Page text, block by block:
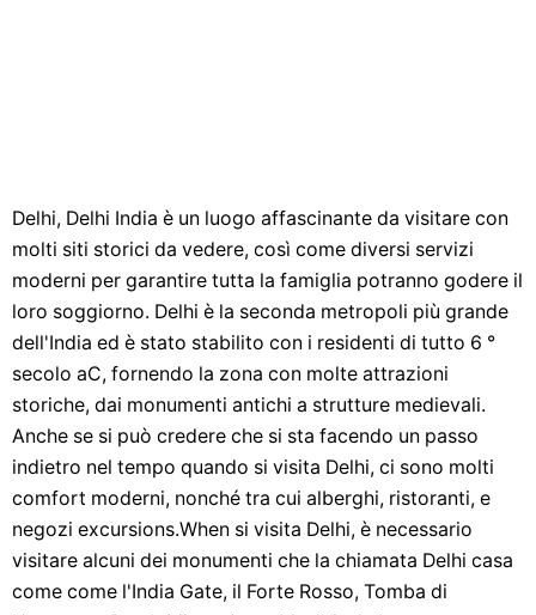
Delhi, Delhi India è un luogo affascinante da visitare con
molti siti storici da vedere, così come diversi servizi
moderni per garantire tutta la famiglia potranno godere il
loro soggiorno. Delhi è la seconda metropoli più grande
dell'India ed è stato stabilito con i residenti di tutto 6 °
secolo aC, fornendo la zona con molte attrazioni
storiche, dai monumenti antichi a strutture medievali.
Anche se si può credere che si sta facendo un passo
indietro nel tempo quando si visita Delhi, ci sono molti
comfort moderni, nonché tra cui alberghi, ristoranti, e
negozi excursions.When si visita Delhi, è necessario
visitare alcuni dei monumenti che la chiamata Delhi casa
come come l'India Gate, il Forte Rosso, Tomba di